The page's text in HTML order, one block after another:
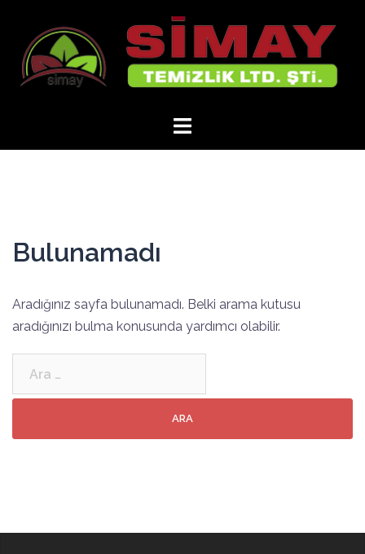
Bulunamadı
Aradığınız sayfa bulunamadı. Belki arama kutusu
aradığınızı bulma konusunda yardımcı olabilir.